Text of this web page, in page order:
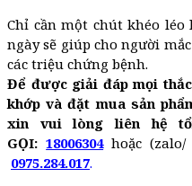
Chỉ cần một chút khéo léo
ngày sẽ giúp cho người
các triệu chứng bệnh.
Để được giải đáp mọi
khớp và đặt mua sản
xin vui lòng liên hệ
GỌI:18006304hoặc (zalo/
0975.284.017.